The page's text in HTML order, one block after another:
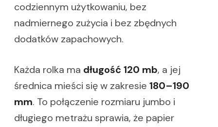
codziennym użytkowaniu, bez
nadmiernego zużycia i bez zbędnych
dodatków zapachowych.
Każda rolka ma długość 120 mb, a jej
średnica mieści się w zakresie 180–190
mm. To połączenie rozmiaru jumbo i
długiego metrażu sprawia, że papier